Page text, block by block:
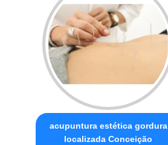
acupuntura estética gordura
localizada Conceição